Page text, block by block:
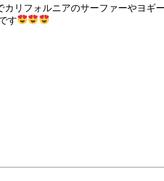
リフォルニアのサーファーやヨギ
す